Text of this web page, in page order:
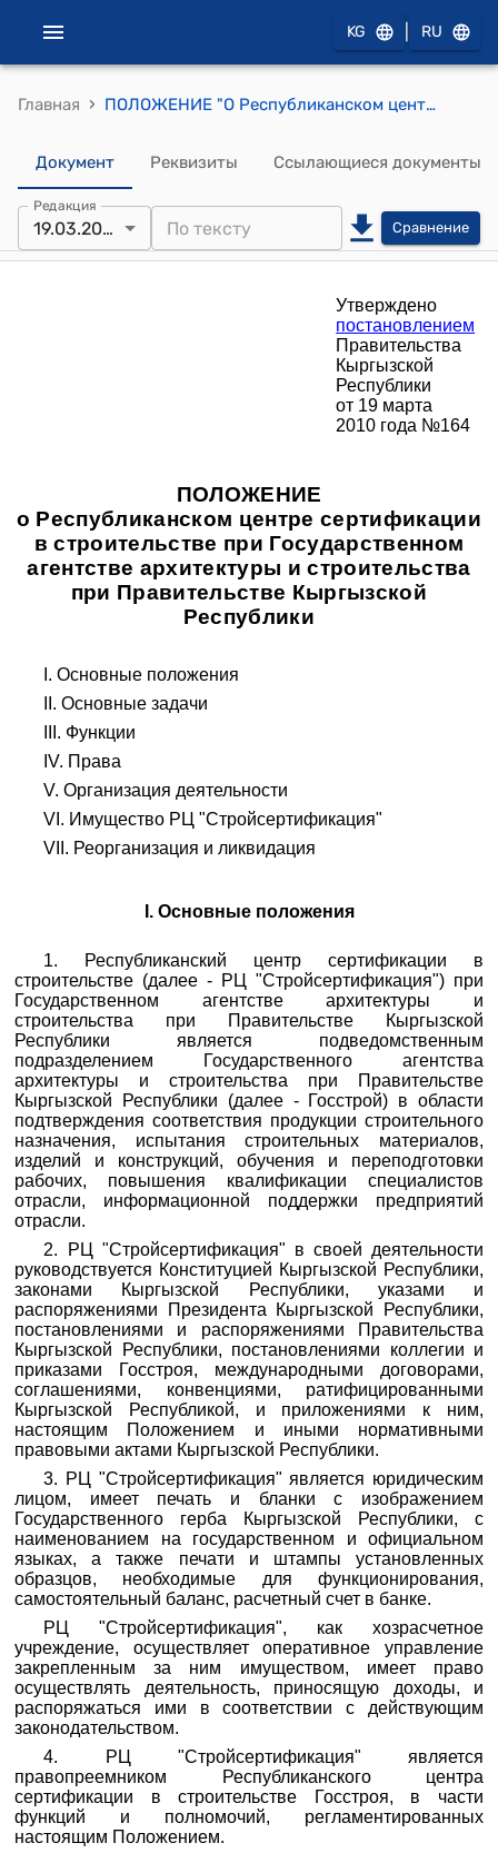
KG RU
Главная › ПОЛОЖЕНИЕ "О Республиканском центре сертификации в строительстве при Государственном агентстве архитектуры и строительства при Правительстве Кыргызской Республики" (Утверждено постановлением Правительства КР от 19 марта 2010 года №164)
Документ Реквизиты Ссылающиеся документы
Редакция
19.03.2010 Сравнение